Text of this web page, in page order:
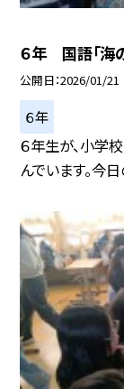
６年 国語「海
公開日 2026/01/21
６年
６年生が、小学
んでいます。今